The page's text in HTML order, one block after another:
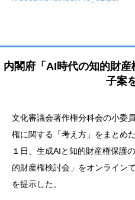
内閣府「AI時代の知的財
子案
文化審議会著作権分科会の小委
権に関する「考え方」をまとめ
１日、生成AIと知的財産権保護
的財産権検討会」をオンライン
を提示した。